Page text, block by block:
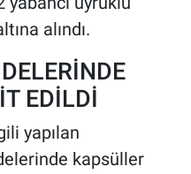
alındı.
EDİLDİ
yapılan
kapsüller